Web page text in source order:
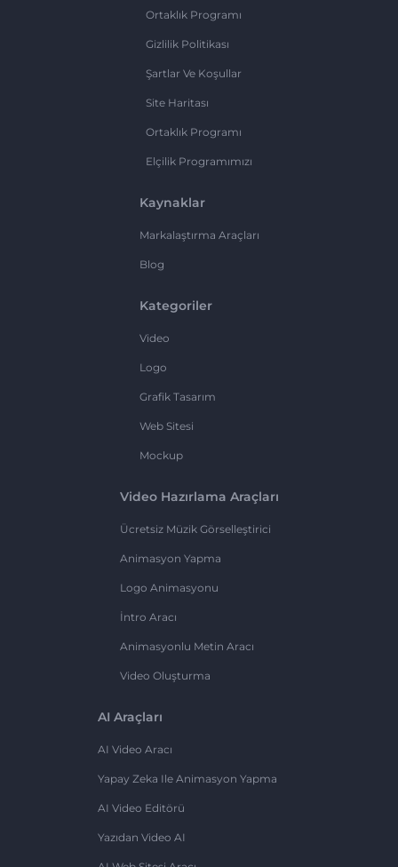
Ortaklık Programı
Gizlilik Politikası
Şartlar Ve Koşullar
Site Haritası
Ortaklık Programı
Elçilik Programımızı
Kaynaklar
Markalaştırma Araçları
Blog
Kategoriler
Video
Logo
Grafik Tasarım
Web Sitesi
Mockup
Video Hazırlama Araçları
Ücretsiz Müzik Görselleştirici
Animasyon Yapma
Logo Animasyonu
İntro Aracı
Animasyonlu Metin Aracı
Video Oluşturma
AI Araçları
AI Video Aracı
Yapay Zeka Ile Animasyon Yapma
AI Video Editörü
Yazıdan Video AI